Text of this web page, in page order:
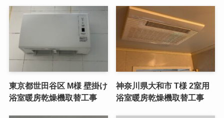
東京都世田谷区 M様 壁掛け
浴室暖房乾燥機取替工事
神奈川県大和市 T様 2室用
浴室暖房乾燥機取替工事